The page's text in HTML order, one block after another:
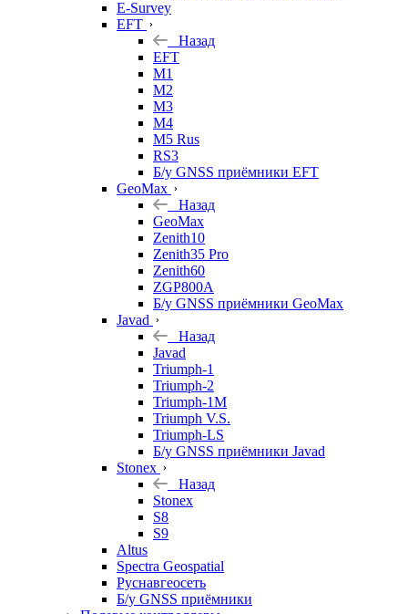
E-Survey
EFT
Назад
EFT
M1
M2
M3
M4
M5 Rus
RS3
Б/у GNSS приёмники EFT
GeoMax
Назад
GeoMax
Zenith10
Zenith35 Pro
Zenith60
ZGP800A
Б/у GNSS приёмники GeoMax
Javad
Назад
Javad
Triumph-1
Triumph-2
Triumph-1M
Triumph V.S.
Triumph-LS
Б/у GNSS приёмники Javad
Stonex
Назад
Stonex
S8
S9
Altus
Spectra Geospatial
Руснавгеосеть
Б/у GNSS приёмники